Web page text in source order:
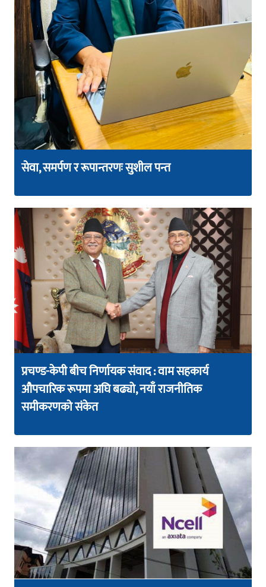
सेवा, समर्पण र रूपान्तरणः सुशील पन्त
प्रचण्ड-केपी बीच निर्णायक संवाद : वाम सहकार्य
औपचारिक रूपमा अघि बढ्यो, नयाँ राजनीतिक
समीकरणको संकेत